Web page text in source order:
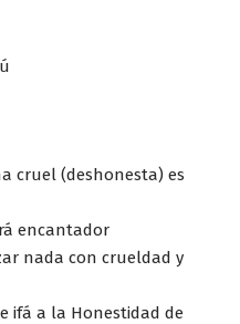
cruel (deshonesta) es
encantador
nada con crueldad y
ifá a la Honestidad de